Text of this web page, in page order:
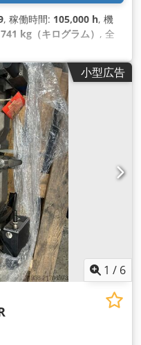
, 稼働時間: 105,000 h, 機
741 kg（キログラム） , 全
:
1 バー, 出力:18.5 キロワッ
力周波数:50 ヘルツ, 入力
大回転速度:970 回転/分
小型広告
1 / 6